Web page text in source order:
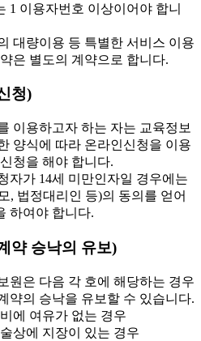
1 이용자번호 이상이어야 합니
대량이용 등 특별한 서비스 이용
은 별도의 계약으로 합니다.
청)
이용하고자 하는 자는 교육정보
양식에 따라 온라인신청을 이용
청을 해야 합니다.
자가 14세 미만인자일 경우에는
, 법정대리인 등)의 동의를 얻어
하여야 합니다.
약 승낙의 유보)
원은 다음 각 호에 해당하는 경우
약의 승낙을 유보할 수 있습니다.
에 여유가 없는 경우
상에 지장이 있는 경우